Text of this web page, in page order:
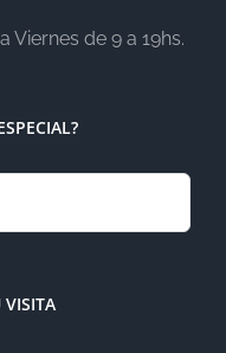
Viernes de 9 a 19hs.
VISITA